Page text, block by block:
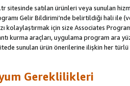
sitesinde satılan ürünleri veya sunulan
Gelir Bildirimi’nde belirtildiği hali ile
kolaylaştırmak için size Associates
kurma araçları, uygulama program ara
sunulan ürün önerilerine ilişkin her
Gereklilikleri